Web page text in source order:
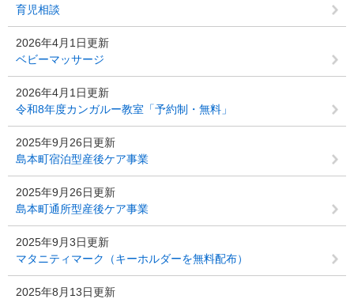
育児相談
2026年4月1日更新
ベビーマッサージ
2026年4月1日更新
令和8年度カンガルー教室「予約制・無料」
2025年9月26日更新
島本町宿泊型産後ケア事業
2025年9月26日更新
島本町通所型産後ケア事業
2025年9月3日更新
マタニティマーク（キーホルダーを無料配布）
2025年8月13日更新